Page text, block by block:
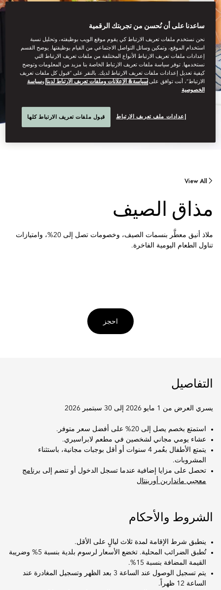
View All
مذاق الصيف
ملاذ أنيق معطَّر بنسمات الصيف، وخصومات تصل إلى 20%، وامتيازات
تناول الطعام اليومية الفاخرة.
احجز
التفاصيل
يسري العرض من 1 مايو 2026 إلى 30 سبتمبر 2026
استمتع بخصم يصل إلى 20% على أفضل سعر متوفر.
عشاء يومي مجاني لشخصين في مطعم لابراسيري.
يتمتع الأطفال بعُمر 4 سنوات أو أقل بوجبات مجانية، باستثناء
المشروبات.
تحصل على مزايا إضافية عندما تسجل الدخول أو تنضم إلى برنامج
معجبي ماندارين أورينتال
الشروط والأحكام
ينطبق شرط الإقامة لمدة ثلاث ليالٍ على الأقل.
تُطبق الضرائب المحلية. تخضع الأسعار لرسوم بلدية بنسبة 5% وضريبة
القيمة المضافة بنسبة 15%.
يتم تسجيل الوصول عند الساعة 3 بعد الظهر وتسجيل المغادرة عند
الساعة 12 ظهراً.
ساعدنا على أن نُحسن من تجربتك الرقمية
نحن نستخدم ملفات تعريف الارتباط كي يقوم موقع الويب بوظيفته، وتحليل نسبة
استخدام الموقع، وتمكين وسائل التواصل الاجتماعي من القيام بوظيفتها. يوضح القسم
إعدادات ملفات تعريف الارتباط الأنواع المختلفة من ملفات تعريف الارتباط التي
نستخدمها. توفر سياسة ملفات تعريف الارتباط الخاصة بنا مزيد من المعلومات وتوضح
كيفية تعديل إعدادات ملفات تعريف الارتباط لديك. بالنقر على “قبول كل ملفات تعريف
الارتباط”، أنت توافق علىسياسة& الإعلانات وملفات تعريف الارتباط لدينا وسياسة
الخصوصية
إعدادات ملف تعريف الارتباط قبول ملفات تعريف الارتباط كلها